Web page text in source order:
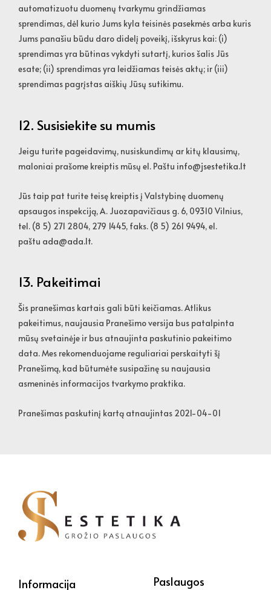
automatizuotu duomenų tvarkymu grindžiamas
sprendimas, dėl kurio Jums kyla teisinės pasekmės arba kuris
Jums panašiu būdu daro didelį poveikį, išskyrus kai: (i)
sprendimas yra būtinas vykdyti sutartį, kurios šalis Jūs
esate; (ii) sprendimas yra leidžiamas teisės aktų; ir (iii)
sprendimas pagrįstas aiškių Jūsų sutikimu.
12. Susisiekite su mumis
Jeigu turite pageidavimų, nusiskundimų ar kitų klausimų,
maloniai prašome kreiptis mūsų el. Paštu info@jsestetika.lt
Jūs taip pat turite teisę kreiptis į Valstybinę duomenų
apsaugos inspekciją, A. Juozapavičiaus g. 6, 09310 Vilnius,
tel. (8 5) 271 2804, 279 1445, faks. (8 5) 261 9494, el.
paštu ada@ada.lt.
13. Pakeitimai
Šis pranešimas kartais gali būti keičiamas. Atlikus
pakeitimus, naujausia Pranešimo versija bus patalpinta
mūsų svetainėje ir bus atnaujinta paskutinio pakeitimo
data. Mes rekomenduojame reguliariai perskaityti šį
Pranešimą, kad būtumėte susipažinę su naujausia
asmeninės informacijos tvarkymo praktika.
Pranešimas paskutinį kartą atnaujintas 2021-04-01
Informacija Paslaugos